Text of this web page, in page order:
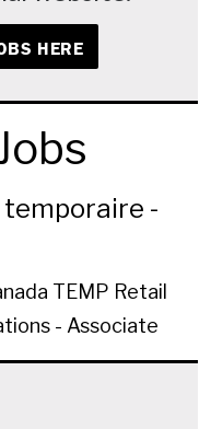
HERE
temporaire -
TEMP Retail
- Associate